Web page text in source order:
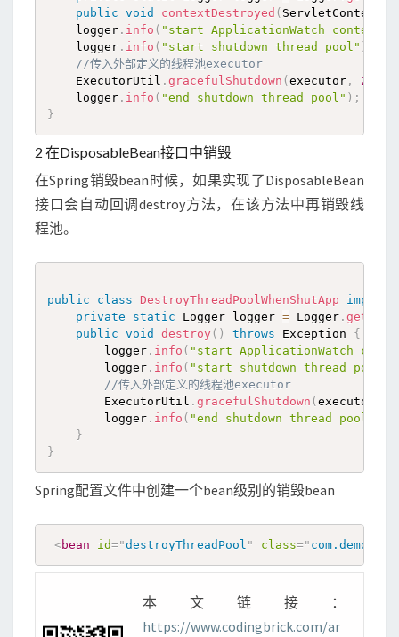
public void contextDestroyed (
    logger
. info ( "start ApplicationWatch
    logger
. info ( "start shutdown thread pool" )
//传入外部定义的线程池executor
    ExecutorUtil
. gracefulShutdown (executor , 20
    logger
. info ( "end shutdown thread pool" ) ;
}
2 在DisposableBean接口中销毁
在Spring销毁bean时候，如果实现了DisposableBean
接口会自动回调destroy方法，在该方法中再销毁线
程池。
public class DestroyThreadPoolWhenShutApp
private
static Logger logger = Logger .
public void destroy ( ) throws Exception {
        logger
. info ( "start ApplicationWatch
        logger
. info ( "start shutdown thread pool"
//传入外部定义的线程池executor
        ExecutorUtil
. gracefulShutdown (executor
        logger
. info ( "end shutdown thread pool"
}
}
Spring配置文件中创建一个bean级别的销毁bean
<bean id="destroyThreadPool " class="
本文链接：
https://www.codingbrick.com/ar